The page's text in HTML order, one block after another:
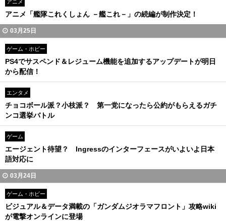
アニメ
アニメ「艦隊これくしょん －艦これ－」の続編が制作決定！
03月25日
ゲーム・ホビー
PS4でサスペンド＆レジューム機能を追加するアップデートが明日
から配信！
エンタメ
チョコボール派？小枝派？ 第一党になったら公約がもらえるガチ
ンコ選挙バトル
ゲーム
エージェント待望？ Ingressのインターフェースがいよいよ日本
語対応に
03月24日
ゲーム・ホビー
ビジュアル＆データ満載の「ガンダムジオラマフロント」攻略wiki
が電撃オンラインに登場